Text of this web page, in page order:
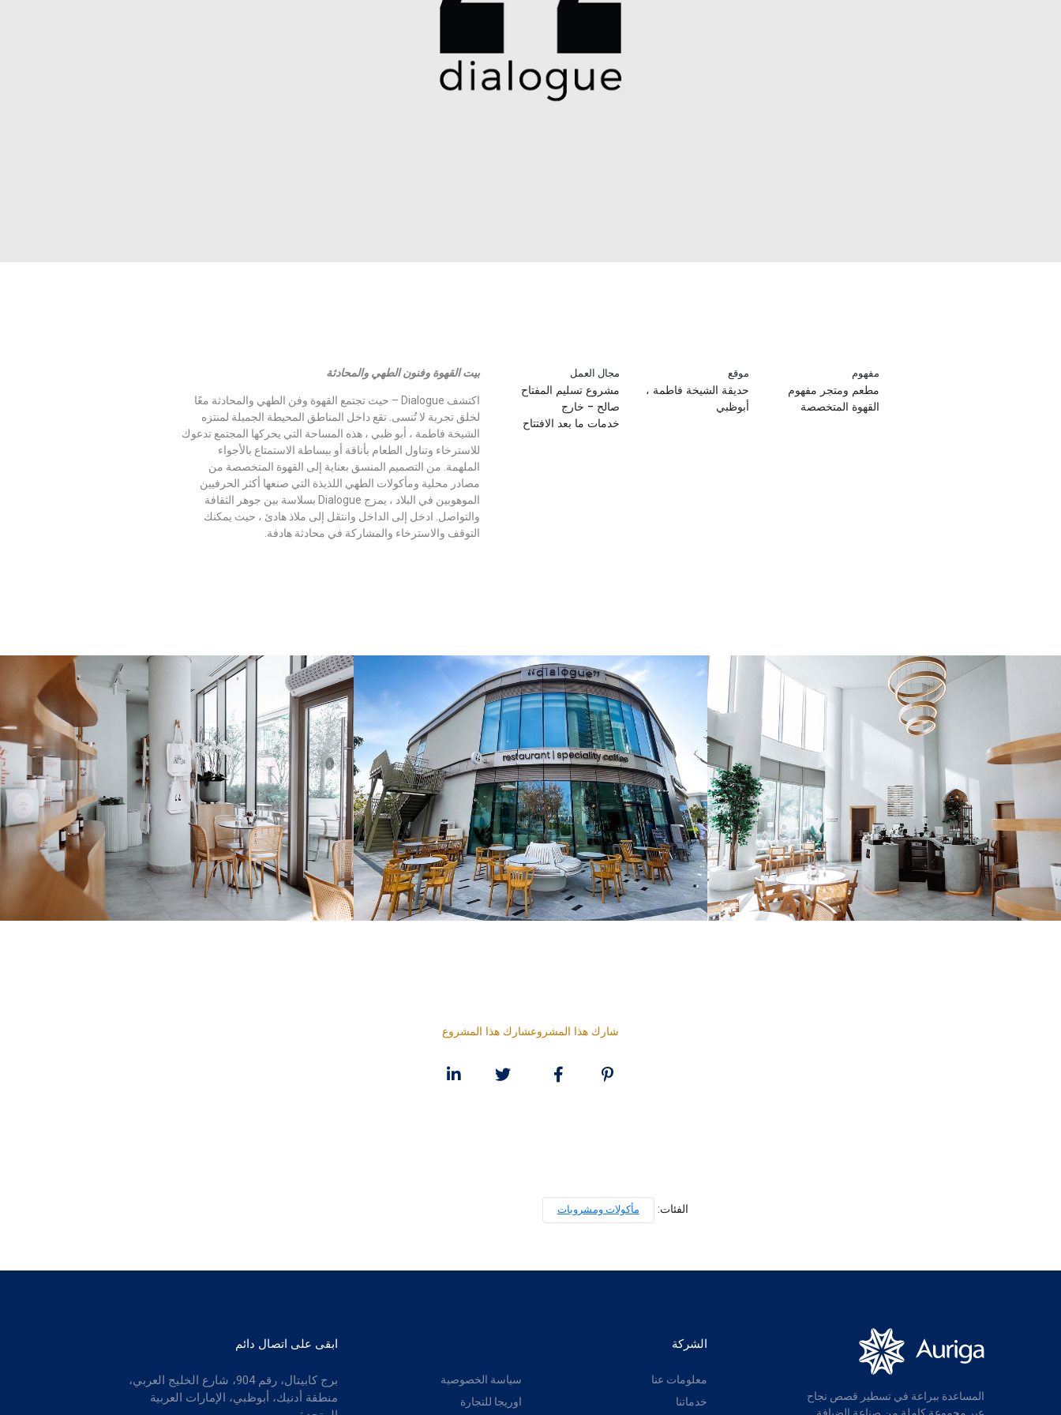
مفهوم
مطعم ومتجر مفهوم
القهوة المتخصصة
موقع
حديقة الشيخة فاطمة ،
أبوظبي
مجال العمل
مشروع تسليم المفتاح
صالح - خارج
خدمات ما بعد الافتتاح
بيت القهوة وفنون الطهي والمحادثة
اكتشف Dialogue – حيث تجتمع القهوة وفن الطهي والمحادثة معًا
لخلق تجربة لا تُنسى. تقع داخل المناطق المحيطة الجميلة لمنتزه
الشيخة فاطمة ، أبو ظبي ، هذه المساحة التي يحركها المجتمع تدعوك
للاسترخاء وتناول الطعام بأناقة أو ببساطة الاستمتاع بالأجواء
الملهمة. من التصميم المنسق بعناية إلى القهوة المتخصصة من
مصادر محلية ومأكولات الطهي اللذيذة التي صنعها أكثر الحرفيين
الموهوبين في البلاد ، يمزج Dialogue بسلاسة بين جوهر الثقافة
والتواصل. ادخل إلى الداخل وانتقل إلى ملاذ هادئ ، حيث يمكنك
التوقف والاسترخاء والمشاركة في محادثة هادفة.
شارك هذا المشروعشارك هذا المشروع
الفئات: مأكولات ومشروبات
المساعدة ببراعة في تسطير قصص نجاح
عبر مجموعة كاملة من صناعة الضيافة.
الشركة
معلومات عنا
خدماتنا
سياسة الخصوصية
اوريجا للتجارة
ابقى على اتصال دائم
برج كابيتال، رقم 904، شارع الخليج العربي،
منطقة أدنيك، أبوظبي، الإمارات العربية